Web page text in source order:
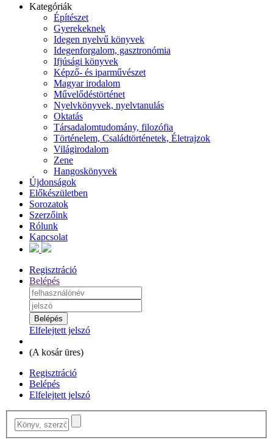
Kategóriák
Építészet
Gyerekeknek
Idegen nyelvű könyvek
Idegenforgalom, gasztronómia
Ifjúsági könyvek
Képző- és iparművészet
Magyar irodalom
Művelődéstörténet
Nyelvkönyvek, nyelvtanulás
Oktatás
Társadalomtudomány, filozófia
Történelem, Családtörténetek, Életrajzok
Világirodalom
Zene
Hangoskönyvek
Újdonságok
Előkészületben
Sorozatok
Szerzőink
Rólunk
Kapcsolat
Regisztráció
Belépés
Elfelejtett jelszó
(A kosár üres)
Regisztráció
Belépés
Elfelejtett jelszó